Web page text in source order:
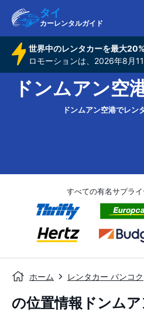
タイ
カーレンタルガイド
世界中のレンタカーを最大
ロモーションは、2026年8月
ドンムアン空
ドンムアン空港でレン
すべての有名サプラ
ホーム レンタカー バンコク
の位置情報ドンム